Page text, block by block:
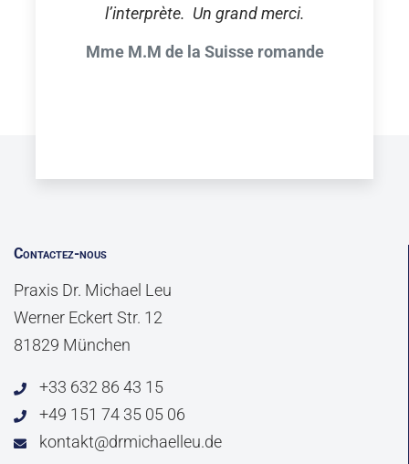
l’interprète. Un grand merci.
Mme M.M de la Suisse romande
Contactez-nous
Praxis Dr. Michael Leu
Werner Eckert Str. 12
81829 München
+33 632 86 43 15
+49 151 74 35 05 06
kontakt@drmichaelleu.de